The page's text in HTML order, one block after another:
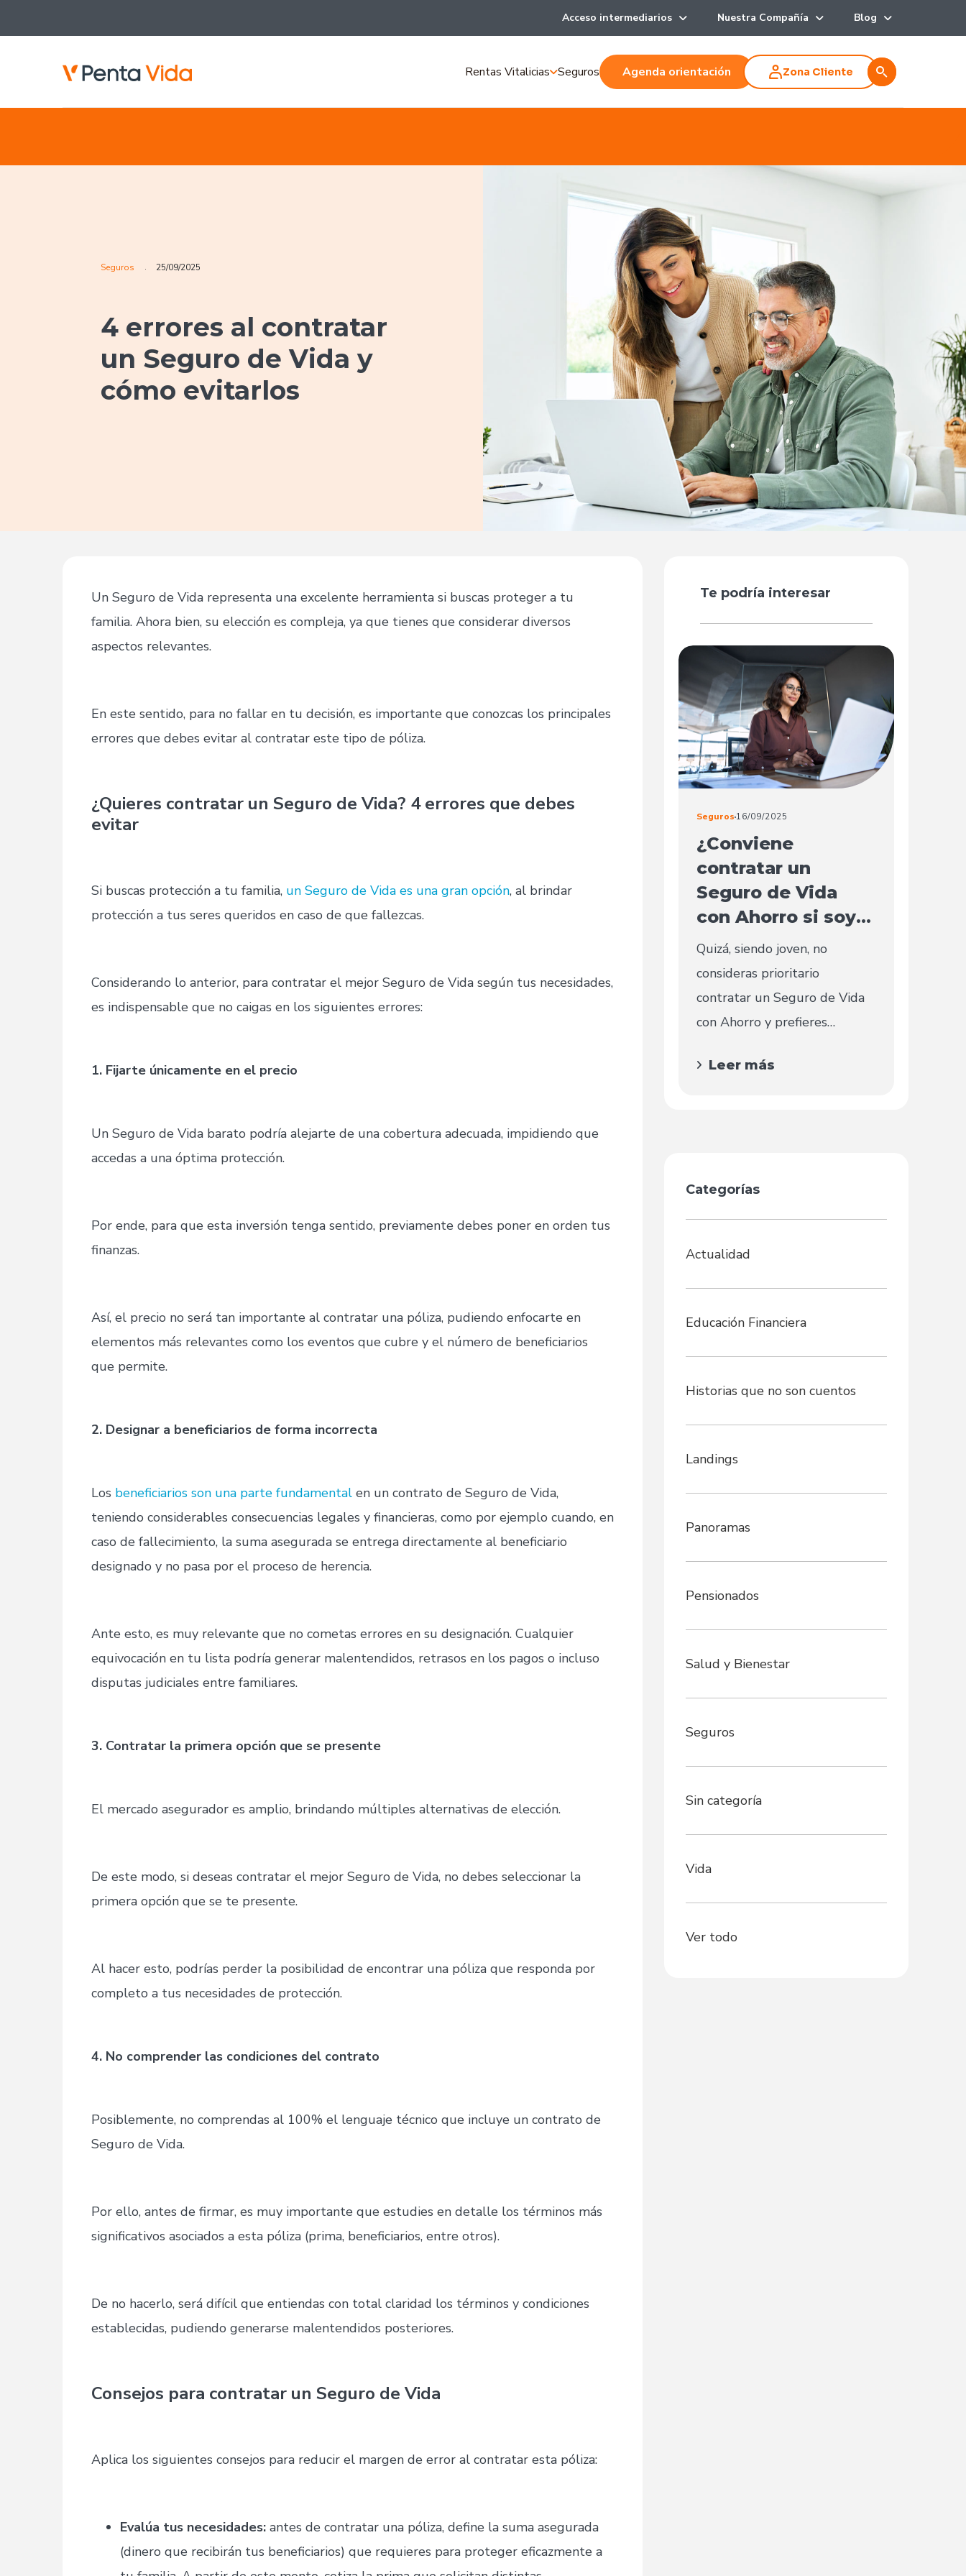
Acceso intermediarios Nuestra Compañía Blog
Rentas Vitalicias Seguros Agenda orientación Zona Cliente
Seguros . 25/09/2025
4 errores al contratar
un Seguro de Vida y
cómo evitarlos
Un Seguro de Vida representa una excelente herramienta si buscas proteger a tu
familia. Ahora bien, su elección es compleja, ya que tienes que considerar diversos
aspectos relevantes.
En este sentido, para no fallar en tu decisión, es importante que conozcas los principales
errores que debes evitar al contratar este tipo de póliza.
¿Quieres contratar un Seguro de Vida? 4 errores que debes
evitar
Si buscas protección a tu familia, un Seguro de Vida es una gran opción, al brindar
protección a tus seres queridos en caso de que fallezcas.
Considerando lo anterior, para contratar el mejor Seguro de Vida según tus necesidades,
es indispensable que no caigas en los siguientes errores:
1. Fijarte únicamente en el precio
Un Seguro de Vida barato podría alejarte de una cobertura adecuada, impidiendo que
accedas a una óptima protección.
Por ende, para que esta inversión tenga sentido, previamente debes poner en orden tus
finanzas.
Así, el precio no será tan importante al contratar una póliza, pudiendo enfocarte en
elementos más relevantes como los eventos que cubre y el número de beneficiarios
que permite.
2. Designar a beneficiarios de forma incorrecta
Los beneficiarios son una parte fundamental en un contrato de Seguro de Vida,
teniendo considerables consecuencias legales y financieras, como por ejemplo cuando, en
caso de fallecimiento, la suma asegurada se entrega directamente al beneficiario
designado y no pasa por el proceso de herencia.
Ante esto, es muy relevante que no cometas errores en su designación. Cualquier
equivocación en tu lista podría generar malentendidos, retrasos en los pagos o incluso
disputas judiciales entre familiares.
3. Contratar la primera opción que se presente
El mercado asegurador es amplio, brindando múltiples alternativas de elección.
De este modo, si deseas contratar el mejor Seguro de Vida, no debes seleccionar la
primera opción que se te presente.
Al hacer esto, podrías perder la posibilidad de encontrar una póliza que responda por
completo a tus necesidades de protección.
4. No comprender las condiciones del contrato
Posiblemente, no comprendas al 100% el lenguaje técnico que incluye un contrato de
Seguro de Vida.
Por ello, antes de firmar, es muy importante que estudies en detalle los términos más
significativos asociados a esta póliza (prima, beneficiarios, entre otros).
De no hacerlo, será difícil que entiendas con total claridad los términos y condiciones
establecidas, pudiendo generarse malentendidos posteriores.
Consejos para contratar un Seguro de Vida
Aplica los siguientes consejos para reducir el margen de error al contratar esta póliza:
Evalúa tus necesidades: antes de contratar una póliza, define la suma asegurada
(dinero que recibirán tus beneficiarios) que requieres para proteger eficazmente a
Te podría interesar
Seguros16/09/2025
¿Conviene
contratar un
Seguro de Vida
con Ahorro si soy
jove...
Quizá, siendo joven, no
consideras prioritario
contratar un Seguro de Vida
con Ahorro y prefieres
Leer más
Categorías
Actualidad
Educación Financiera
Historias que no son cuentos
Landings
Panoramas
Pensionados
Salud y Bienestar
Seguros
Sin categoría
Vida
Ver todo